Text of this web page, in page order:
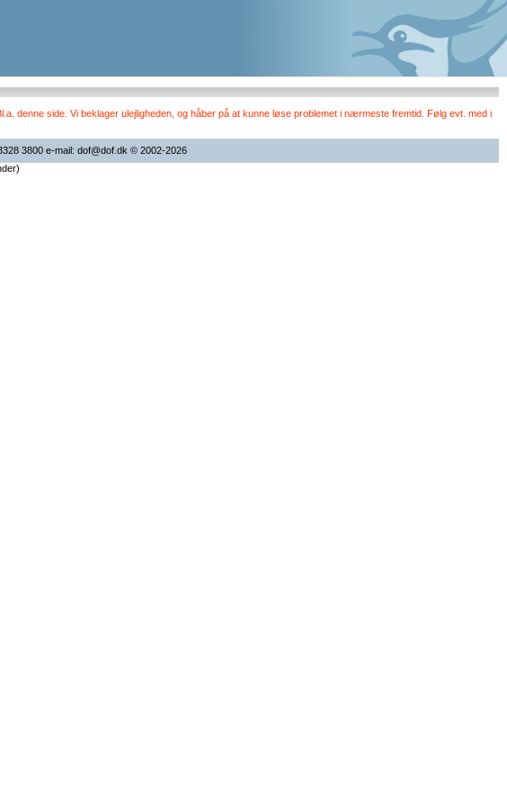
denne side. Vi beklager ulejligheden, og håber på at kunne løse problemet i nærmeste fremtid. Følg evt. med i
3800 e-mail: dof@dof.dk © 2002-2026